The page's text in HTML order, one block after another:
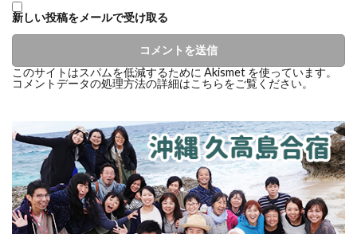
新しい投稿をメールで受け取る
このサイトはスパムを低減するために Akismet を使っています。
コメントデータの処理方法の詳細はこちらをご覧ください。